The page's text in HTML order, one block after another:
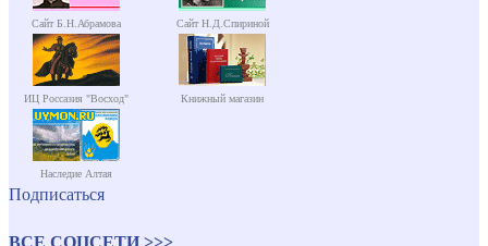
Сайт Б.Н.Абрамова Сайт Н.Д.Спириной
ИЦ Россазия "Восход" Книжный магазин
Наследие Алтая
Подписаться
ВСЕ СОЦСЕТИ >>>